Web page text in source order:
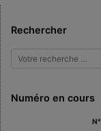
Rechercher
Numéro en cours